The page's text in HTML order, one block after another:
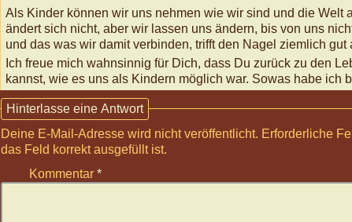
Als Kinder können wir uns nehmen wie wir sind und die
ändert sich nicht, aber wir lassen uns ändern, bis von uns
und das was wir damit verbinden, trifft den Nagel ziemlich gut
Ich freue mich wahnsinnig für Dich, dass Du zurück zu den
kannst, wie es uns als Kindern möglich war. Sowas habe ich
Hinterlasse eine Antwort
Deine E-Mail-Adresse wird nicht veröffentlicht. Erforderliche
das Feld korrekt ausgefüllt ist.
Kommentar *